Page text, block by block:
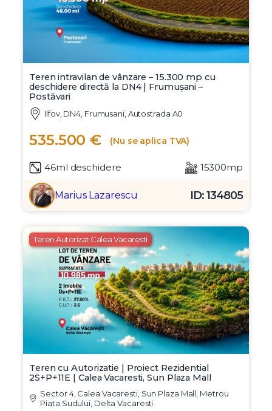
35ml deschidere 3399mp
Marius Lazarescu ID: 137502
Teren intravilan de vânzare – 15.300 mp cu
Postăvari
Ilfov, DN4, Frumusani, Autostrada A0
535.500 € (Nu se aplica TVA)
46ml deschidere 15300mp
Marius Lazarescu ID: 134805
Teren Autorizat Calea Vacaresti